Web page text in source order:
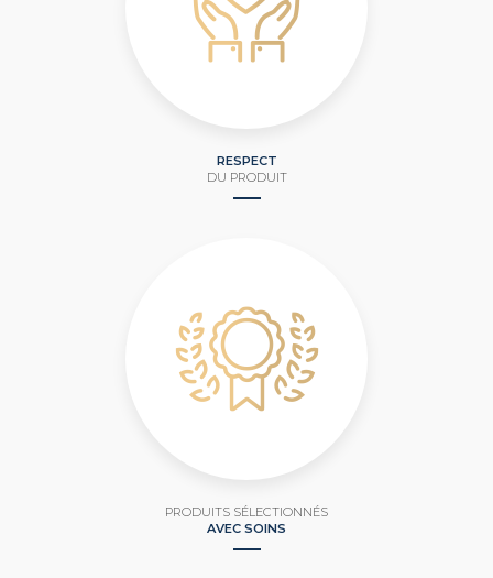
RESPECT
DU PRODUIT
PRODUITS SÉLECTIONNÉS
AVEC SOINS